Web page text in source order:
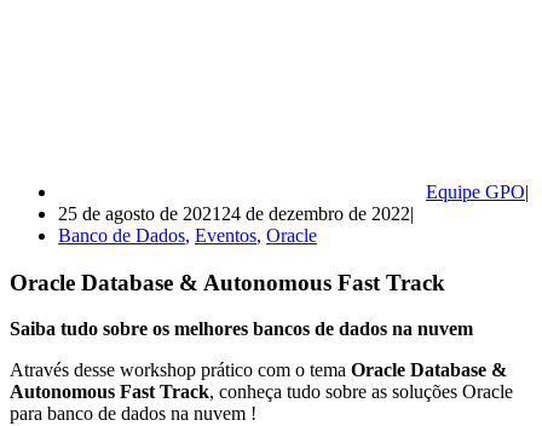
Equipe GPO
25 de agosto de 2021 24 de dezembro de 2022
Banco de Dados, Eventos, Oracle
Oracle Database & Autonomous Fast Track
Saiba tudo sobre os melhores bancos de dados na nuvem
Através desse workshop prático com o tema Oracle Database &
Autonomous Fast Track, conheça tudo sobre as soluções Oracle
para banco de dados na nuvem !